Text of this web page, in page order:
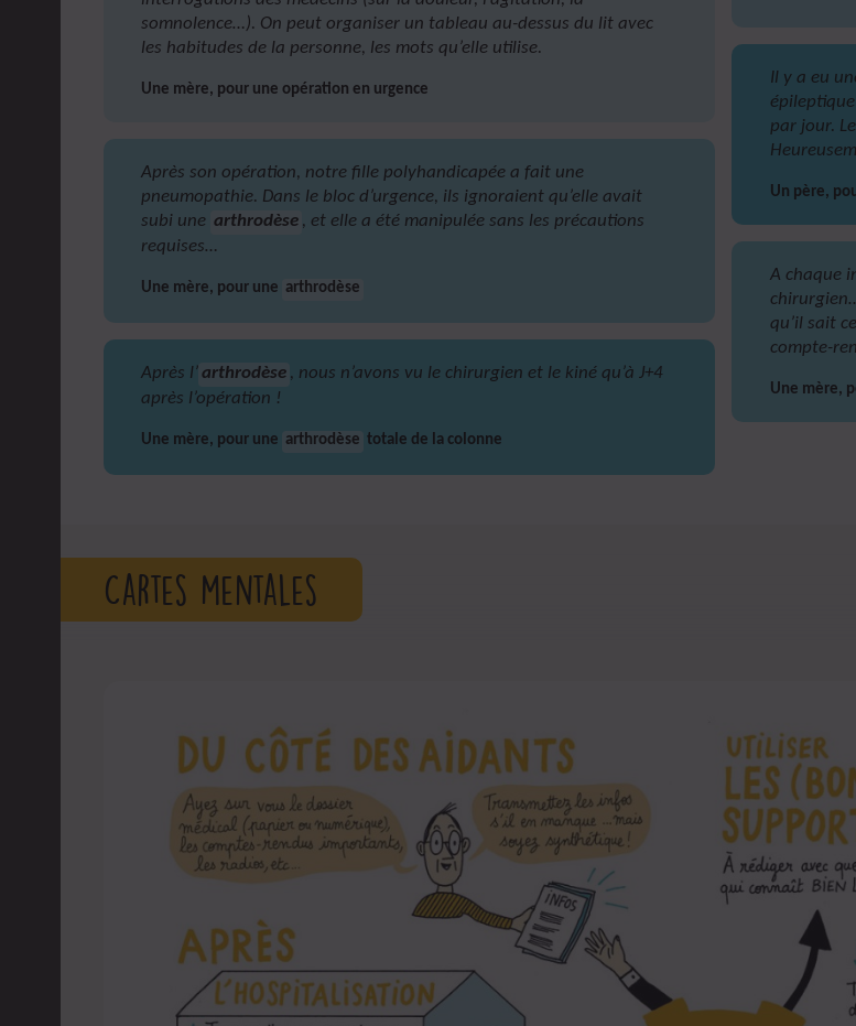
somnolence…). On peut organiser un tableau au-dessus du lit avec
les habitudes de la personne, les mots qu’elle utilise.
Une mère, pour une opération en urgence
Il y a eu
par jour.
Un père,
Après son opération, notre fille polyhandicapée a fait une
pneumopathie. Dans le bloc d’urgence, ils ignoraient qu’elle avait
subi une arthrodèse , et elle a été manipulée sans les précautions
requises…
Une mère, pour une arthrodèse
A chaque
qu’il sait
compte-
Une mère,
Après l’arthrodèse , nous n’avons vu le chirurgien et le kiné qu’à J+4
après l’opération !
Une mère, pour une arthrodèse totale de la colonne
Cartes mentales